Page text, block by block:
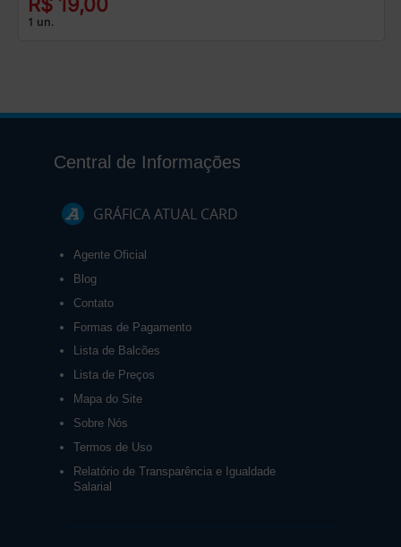
1 un.
Central de Informações
GRÁFICA ATUAL CARD
Agente Oficial
Blog
Contato
Formas de Pagamento
Lista de Balcões
Lista de Preços
Mapa do Site
Sobre Nós
Termos de Uso
Relatório de Transparência e Igualdade
Salarial